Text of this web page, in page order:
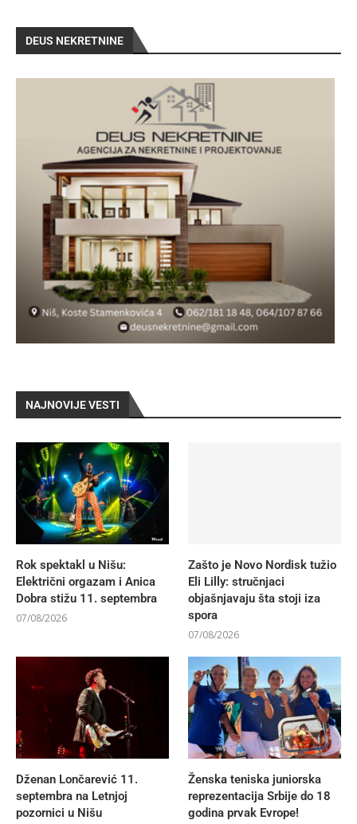
DEUS NEKRETNINE
NAJNOVIJE VESTI
Rok spektakl u Nišu:
Električni orgazam i Anica
Dobra stižu 11. septembra
07/08/2026
Zašto je Novo Nordisk tužio
Eli Lilly: stručnjaci
objašnjavaju šta stoji iza
spora
07/08/2026
Dženan Lončarević 11.
septembra na Letnjoj
pozornici u Nišu
Ženska teniska juniorska
reprezentacija Srbije do 18
godina prvak Evrope!